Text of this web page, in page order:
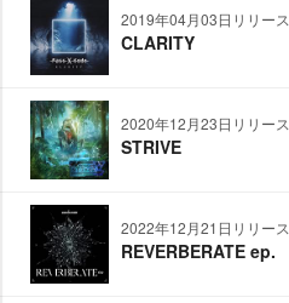
2019年04月03日リリース
CLARITY
2020年12月23日リリース
STRIVE
2022年12月21日リリース
REVERBERATE ep.